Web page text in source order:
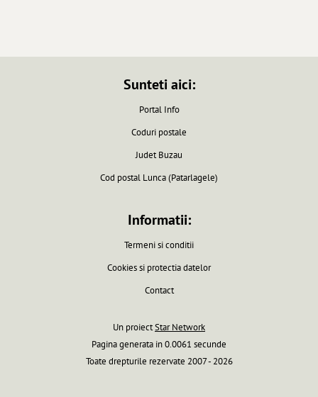
Sunteti aici:
Portal Info
Coduri postale
Judet Buzau
Cod postal Lunca (Patarlagele)
Informatii:
Termeni si conditii
Cookies si protectia datelor
Contact
Un proiectStar Network
Pagina generata in 0.0061 secunde
Toate drepturile rezervate 2007 - 2026